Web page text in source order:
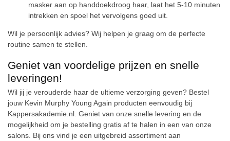
Keuze van onze
Kappers
masker aan op handdoekdroog haar, laat het 5-10 minuten
intrekken en spoel het vervolgens goed uit.
Wil je persoonlijk advies? Wij helpen je graag om de perfecte
routine samen te stellen.
Geniet van voordelige prijzen en snelle
leveringen!
Wil jij je verouderde haar de ultieme verzorging geven? Bestel
jouw Kevin Murphy Young Again producten eenvoudig bij
Kappersakademie.nl. Geniet van onze snelle levering en de
mogelijkheid om je bestelling gratis af te halen in een van onze
salons. Bij ons vind je een uitgebreid assortiment aan